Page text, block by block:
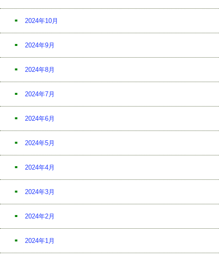
2024年10月
2024年9月
2024年8月
2024年7月
2024年6月
2024年5月
2024年4月
2024年3月
2024年2月
2024年1月